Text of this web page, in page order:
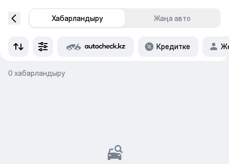
Хабарландыру Жаңа авто
Кредитке
0 хабарландыру